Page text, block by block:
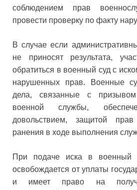
соблюдением прав
провести проверку по факту
В случае если
не приносят результата,
обратиться в военный суд с
нарушенных прав. Военные
дела, связанные с
военной службы,
довольствием, защитой
ранения в ходе выполнения
При подаче иска в военный
освобождается от уплаты
и имеет право на